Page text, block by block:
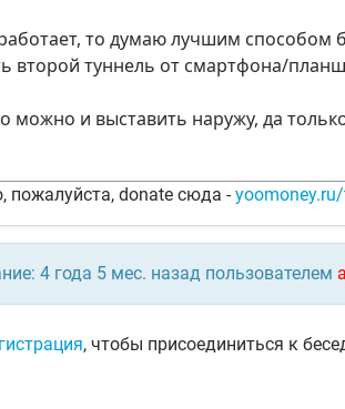
то думаю лучшим способом
второй туннель от смартфона/
можно и выставить наружу, да
пожалуйста, donate сюда -
4 года 5 мес. назад пользователем
, чтобы присоединиться к